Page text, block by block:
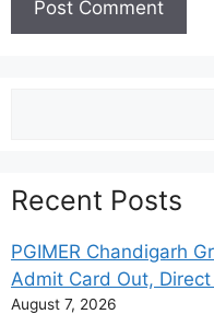
Recent Posts
PGIMER Chandigarh
Admit Card Out,
August 7, 2026